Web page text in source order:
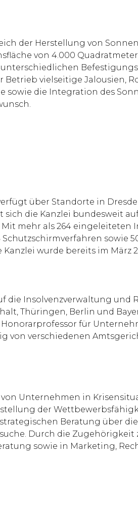
der Herstellung von
von 4.000
vielseitige Jalousien,
die Integration des
über Standorte in
die Kanzlei bundesweit
mehr als 264 eingeleiteten
sowie
wurde bereits im März
die Insolvenzverwaltung
Thüringen, Berlin und
für
von verschiedenen
Unternehmen in
der
Beratung über
Durch die Zugehörigkeit
sowie in Marketing,